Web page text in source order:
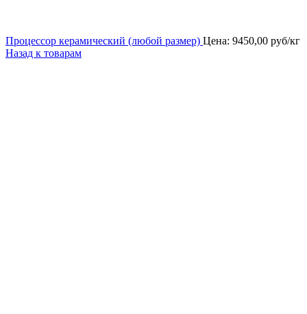
Процессор керамический (любой размер) Цена: 9450,00 руб/кг
Назад к товарам